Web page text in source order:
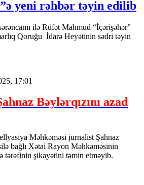
yeni rəhbər təyin edilib
ilə Rüfət Mahmud “İçərişəhər”
Qoruğu İdarə Heyətinin sədri təyin
17:01
Bəylərqızını azad
Məhkəməsi jurnalist Şahnaz
bağlı Xətai Rayon Məhkəməsinin
tərəfinin şikayətini təmin etməyib.